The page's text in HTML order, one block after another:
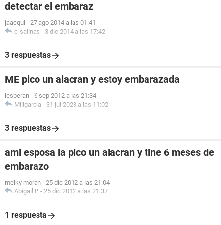
detectar el embaraz
jaacqui - 27 ago 2014 a las 01:41
c-salinas - 3 dic 2014 a las 17:42
3 respuestas
ME pico un alacran y estoy embarazada
lesperan - 6 sep 2012 a las 21:34
Miligarcia - 31 jul 2023 a las 11:02
3 respuestas
ami esposa la pico un alacran y tine 6 meses de
embarazo
melky moran - 25 dic 2012 a las 21:04
Abigail P. - 25 dic 2012 a las 21:37
1 respuesta